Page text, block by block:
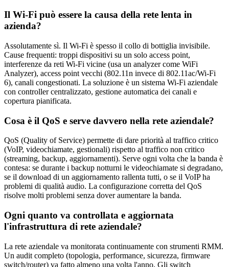
Il Wi-Fi può essere la causa della rete lenta in
azienda?
Assolutamente sì. Il Wi-Fi è spesso il collo di bottiglia invisibile.
Cause frequenti: troppi dispositivi su un solo access point,
interferenze da reti Wi-Fi vicine (usa un analyzer come WiFi
Analyzer), access point vecchi (802.11n invece di 802.11ac/Wi-Fi
6), canali congestionati. La soluzione è un sistema Wi-Fi aziendale
con controller centralizzato, gestione automatica dei canali e
copertura pianificata.
Cosa è il QoS e serve davvero nella rete aziendale?
QoS (Quality of Service) permette di dare priorità al traffico critico
(VoIP, videochiamate, gestionali) rispetto al traffico non critico
(streaming, backup, aggiornamenti). Serve ogni volta che la banda è
contesa: se durante i backup notturni le videochiamate si degradano,
se il download di un aggiornamento rallenta tutti, o se il VoIP ha
problemi di qualità audio. La configurazione corretta del QoS
risolve molti problemi senza dover aumentare la banda.
Ogni quanto va controllata e aggiornata
l'infrastruttura di rete aziendale?
La rete aziendale va monitorata continuamente con strumenti RMM.
Un audit completo (topologia, performance, sicurezza, firmware
switch/router) va fatto almeno una volta l'anno. Gli switch